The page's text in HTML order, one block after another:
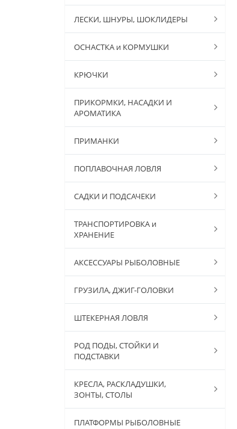
ЛЕСКИ, ШНУРЫ, ШОКЛИДЕРЫ
ОСНАСТКА и КОРМУШКИ
КРЮЧКИ
ПРИКОРМКИ, НАСАДКИ И
АРОМАТИКА
ПРИМАНКИ
ПОПЛАВОЧНАЯ ЛОВЛЯ
САДКИ И ПОДСАЧЕКИ
ТРАНСПОРТИРОВКА и
ХРАНЕНИЕ
АКСЕССУАРЫ РЫБОЛОВНЫЕ
ГРУЗИЛА, ДЖИГ-ГОЛОВКИ
ШТЕКЕРНАЯ ЛОВЛЯ
РОД ПОДЫ, СТОЙКИ И
ПОДСТАВКИ
КРЕСЛА, РАСКЛАДУШКИ,
ЗОНТЫ, СТОЛЫ
ПЛАТФОРМЫ РЫБОЛОВНЫЕ